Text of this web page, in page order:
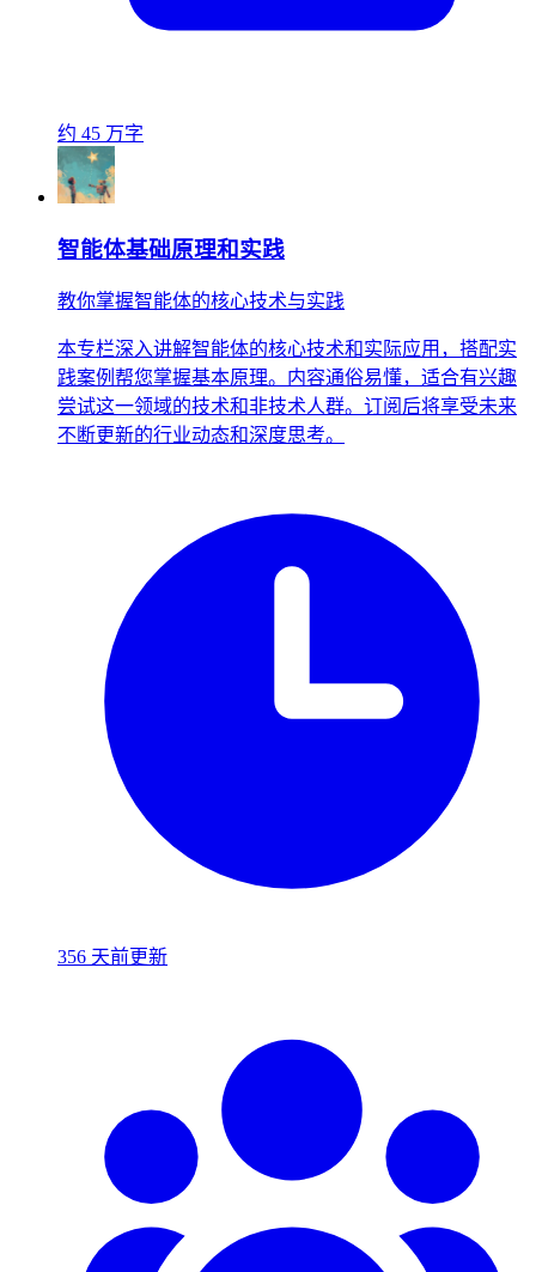
约 45 万字
智能体基础原理和实践
教你掌握智能体的核心技术与实践
本专栏深入讲解智能体的核心技术和实际应用，搭配实
践案例帮您掌握基本原理。内容通俗易懂，适合有兴趣
尝试这一领域的技术和非技术人群。订阅后将享受未来
不断更新的行业动态和深度思考。
356 天前更新